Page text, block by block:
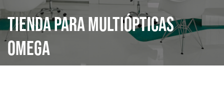
Tienda para Multiópticas
Omega